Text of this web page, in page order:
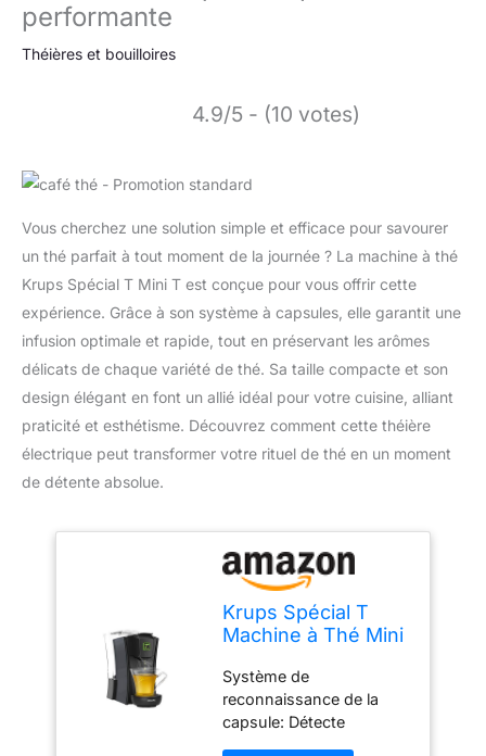
performante
Théières et bouilloires
4.9/5 - (10 votes)
Vous cherchez une solution simple et efficace pour savourer
un thé parfait à tout moment de la journée ? La machine à thé
Krups Spécial T Mini T est conçue pour vous offrir cette
expérience. Grâce à son système à capsules, elle garantit une
infusion optimale et rapide, tout en préservant les arômes
délicats de chaque variété de thé. Sa taille compacte et son
design élégant en font un allié idéal pour votre cuisine, alliant
praticité et esthétisme. Découvrez comment cette théière
électrique peut transformer votre rituel de thé en un moment
de détente absolue.
Krups Spécial T
Machine à Thé Mini
Electrique à
Capsules Noir
YY4121FD
Système de
reconnaissance de la
capsule: Détecte